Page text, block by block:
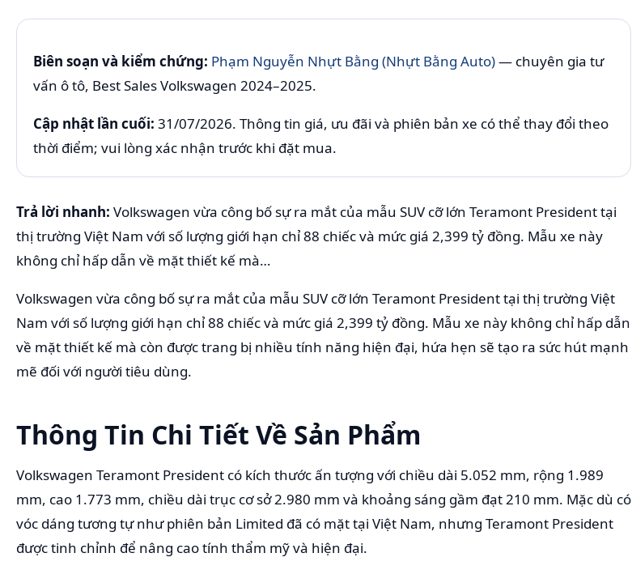
Biên soạn và kiểm chứng: Phạm Nguyễn Nhựt Bằng (Nhựt Bằng Auto)— chuyên gia tư
vấn ô tô, Best Sales Volkswagen 2024–2025.
Cập nhật lần cuối: 31/07/2026. Thông tin giá, ưu đãi và phiên bản xe có thể thay đổi theo
thời điểm; vui lòng xác nhận trước khi đặt mua.
Trả lời nhanh: Volkswagen vừa công bố sự ra mắt của mẫu SUV cỡ lớn Teramont President tại
thị trường Việt Nam với số lượng giới hạn chỉ 88 chiếc và mức giá 2,399 tỷ đồng. Mẫu xe này
không chỉ hấp dẫn về mặt thiết kế mà…
Volkswagen vừa công bố sự ra mắt của mẫu SUV cỡ lớn Teramont President tại thị trường Việt
Nam với số lượng giới hạn chỉ 88 chiếc và mức giá 2,399 tỷ đồng. Mẫu xe này không chỉ hấp dẫn
về mặt thiết kế mà còn được trang bị nhiều tính năng hiện đại, hứa hẹn sẽ tạo ra sức hút mạnh
mẽ đối với người tiêu dùng.
Thông Tin Chi Tiết Về Sản Phẩm
Volkswagen Teramont President có kích thước ấn tượng với chiều dài 5.052 mm, rộng 1.989
mm, cao 1.773 mm, chiều dài trục cơ sở 2.980 mm và khoảng sáng gầm đạt 210 mm. Mặc dù có
vóc dáng tương tự như phiên bản Limited đã có mặt tại Việt Nam, nhưng Teramont President
được tinh chỉnh để nâng cao tính thẩm mỹ và hiện đại.